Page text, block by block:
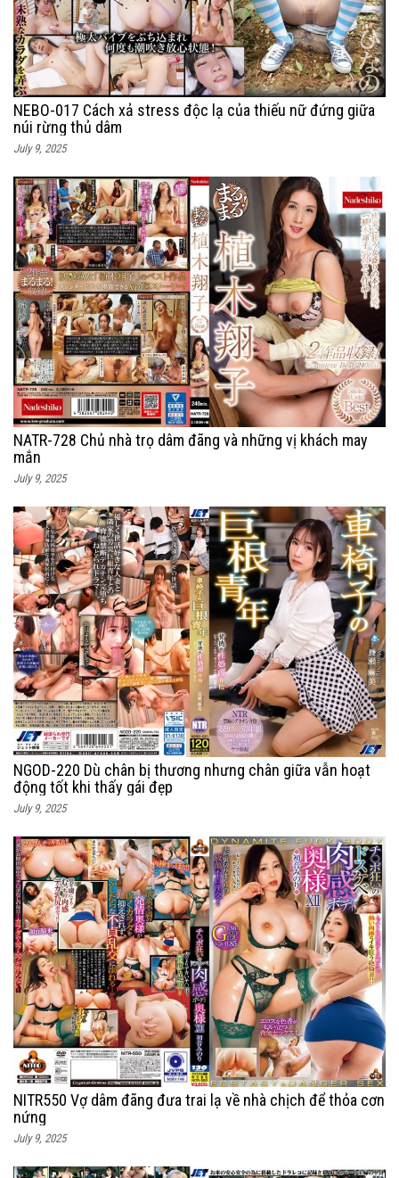
NEBO-017 Cách xả stress độc lạ của thiếu nữ đứng giữa
núi rừng thủ dâm
July 9, 2025
NATR-728 Chủ nhà trọ dâm đãng và những vị khách may
mắn
July 9, 2025
NGOD-220 Dù chân bị thương nhưng chân giữa vẫn hoạt
động tốt khi thấy gái đẹp
July 9, 2025
NITR550 Vợ dâm đãng đưa trai lạ về nhà chịch để thỏa cơn
nứng
July 9, 2025